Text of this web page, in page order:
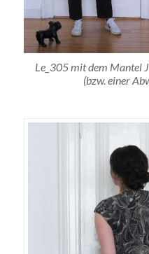
Le_305 mit dem Mantel
(bzw. einer